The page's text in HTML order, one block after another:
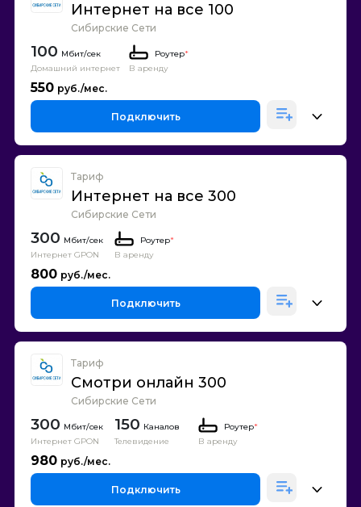
Интернет на все 100
Сибирские Сети
100
Домашний интернет
Роутер*
В аренду
550
Подключить
Тариф
Интернет на все 300
Сибирские Сети
300
Интернет GPON
Роутер*
В аренду
800
Подключить
Тариф
Смотри онлайн 300
Сибирские Сети
300
Интернет GPON
150 Каналов
Телевидение
Роутер*
В аренду
980
Подключить